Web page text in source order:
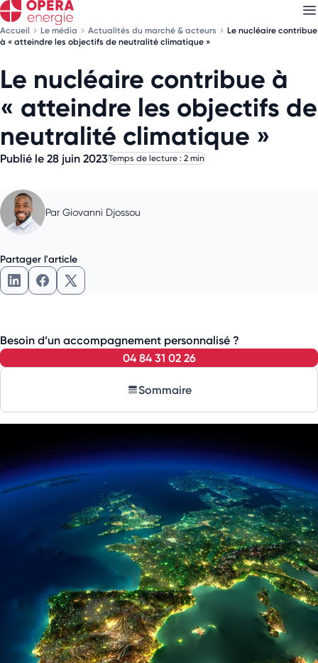
Accueil Le média Actualités du marché & acteurs
Le nucléaire contribue
à « atteindre les objectifs de neutralité climatique »
Le nucléaire contribue à
« atteindre les objectifs de
neutralité climatique »
Publié le 28 juin 2023Temps de lecture : 2 min
Par Giovanni Djossou
Partager l'article
Besoin d’un accompagnement personnalisé ?
04 84 31 02 26
Sommaire
Découvrez nosnewsletters
Choisissez les newsletters qui vous intéressent